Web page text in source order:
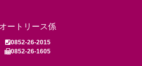
オートリース係
0852-26-2015
0852-26-1605